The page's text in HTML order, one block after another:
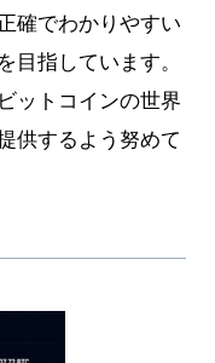
確でわかりやすい
目指しています。
ットコインの世界
供するよう努めて